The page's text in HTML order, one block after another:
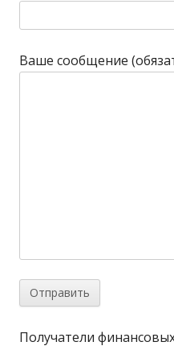
Ваше сообщение
Получатели